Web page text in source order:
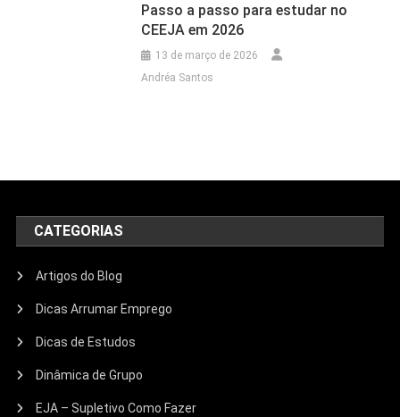
Passo a passo para estudar no
CEEJA em 2026
13 de março de 2026
Andréa Santos
CATEGORIAS
Artigos do Blog
Dicas Arrumar Emprego
Dicas de Estudos
Dinâmica de Grupo
EJA – Supletivo Como Fazer